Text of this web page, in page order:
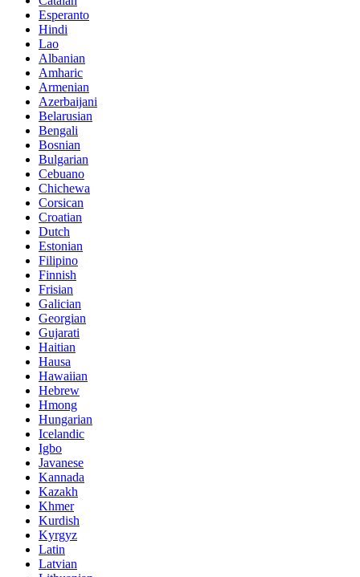
Esperanto
Hindi
Lao
Albanian
Amharic
Armenian
Azerbaijani
Belarusian
Bengali
Bosnian
Bulgarian
Cebuano
Chichewa
Corsican
Croatian
Dutch
Estonian
Filipino
Finnish
Frisian
Galician
Georgian
Gujarati
Haitian
Hausa
Hawaiian
Hebrew
Hmong
Hungarian
Icelandic
Igbo
Javanese
Kannada
Kazakh
Khmer
Kurdish
Kyrgyz
Latin
Latvian